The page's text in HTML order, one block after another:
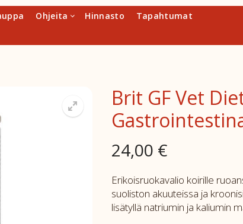
Ohjeita Hinnasto
Tapahtumat
Brit GF Vet
24,00 €
Erikoisruokavalio koirille
suoliston akuuteissa ja
lisätyllä natriumin ja kaliumin